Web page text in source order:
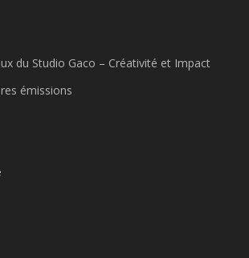
du Studio Gaco – Créativité et Impact
émissions